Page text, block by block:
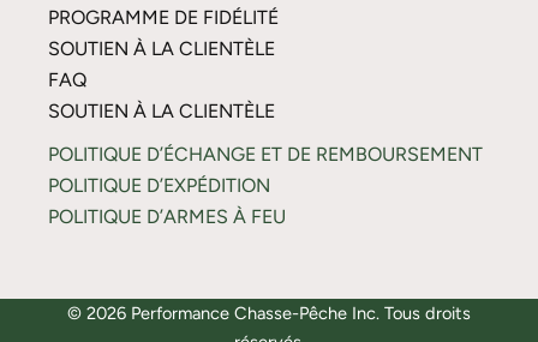
PROGRAMME DE FIDÉLITÉ
SOUTIEN À LA CLIENTÈLE
FAQ
SOUTIEN À LA CLIENTÈLE
POLITIQUE D’ÉCHANGE ET DE REMBOURSEMENT
POLITIQUE D’EXPÉDITION
POLITIQUE D’ARMES À FEU
© 2026 Performance Chasse-Pêche Inc. Tous droits